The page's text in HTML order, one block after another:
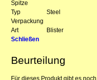
Spitze
Typ
Steel
Verpackung
Art
Blister
Schließen
Beurteilung